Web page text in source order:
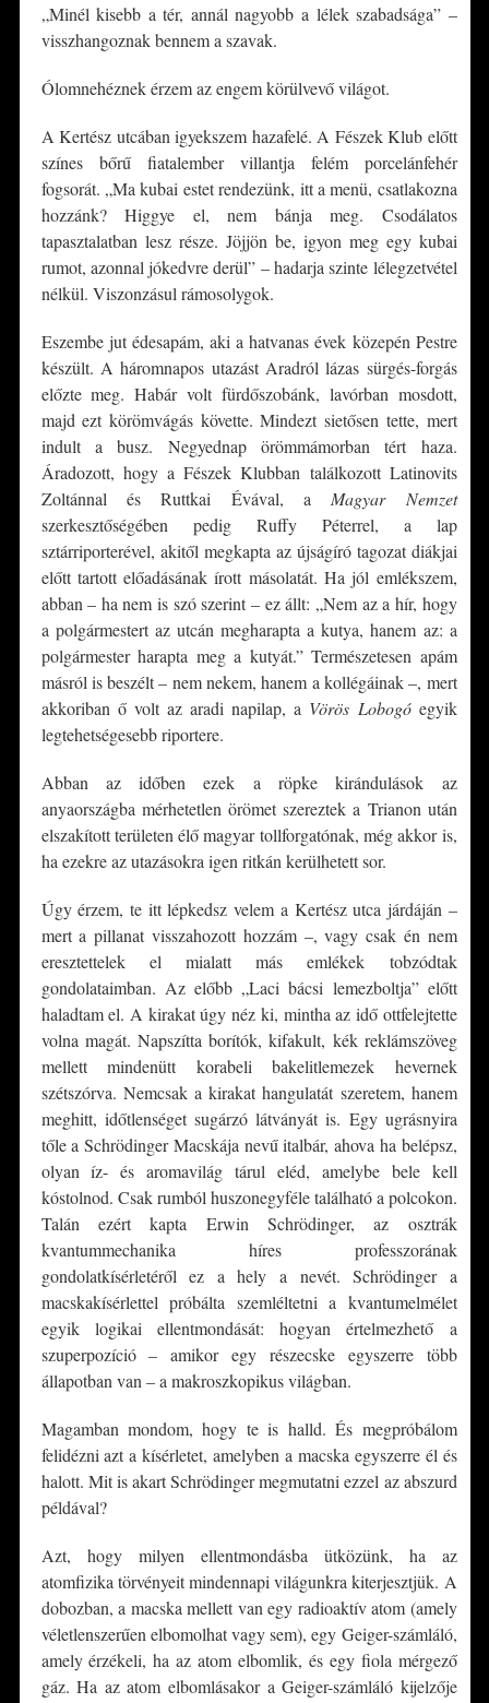
„Minél kisebb a tér, annál nagyobb a lélek szabadsága” –
visszhangoznak bennem a szavak.
Ólomnehéznek érzem az engem körülvevő világot.
A Kertész utcában igyekszem hazafelé. A Fészek Klub előtt
színes bőrű fiatalember villantja felém porcelánfehér
fogsorát. „Ma kubai estet rendezünk, itt a menü, csatlakozna
hozzánk? Higgye el, nem bánja meg. Csodálatos
tapasztalatban lesz része. Jöjjön be, igyon meg egy kubai
rumot, azonnal jókedvre derül” – hadarja szinte lélegzetvétel
nélkül. Viszonzásul rámosolygok.
Eszembe jut édesapám, aki a hatvanas évek közepén Pestre
készült. A háromnapos utazást Aradról lázas sürgés-forgás
előzte meg. Habár volt fürdőszobánk, lavórban mosdott,
majd ezt körömvágás követte. Mindezt sietősen tette, mert
indult a busz. Negyednap örömmámorban tért haza.
Áradozott, hogy a Fészek Klubban találkozott Latinovits
Zoltánnal és Ruttkai Évával, a Magyar Nemzet
szerkesztőségében pedig Ruffy Péterrel, a lap
sztárriporterével, akitől megkapta az újságíró tagozat diákjai
előtt tartott előadásának írott másolatát. Ha jól emlékszem,
abban – ha nem is szó szerint – ez állt: „Nem az a hír, hogy
a polgármestert az utcán megharapta a kutya, hanem az: a
polgármester harapta meg a kutyát.” Természetesen apám
másról is beszélt – nem nekem, hanem a kollégáinak –, mert
akkoriban ő volt az aradi napilap, a Vörös Lobogóegyik
legtehetségesebb riportere.
Abban az időben ezek a röpke kirándulások az
anyaországba mérhetetlen örömet szereztek a Trianon után
elszakított területen élő magyar tollforgatónak, még akkor is,
ha ezekre az utazásokra igen ritkán kerülhetett sor.
Úgy érzem, te itt lépkedsz velem a Kertész utca járdáján –
mert a pillanat visszahozott hozzám –, vagy csak én nem
eresztettelek el mialatt más emlékek tobzódtak
gondolataimban. Az előbb „Laci bácsi lemezboltja” előtt
haladtam el. A kirakat úgy néz ki, mintha az idő ottfelejtette
volna magát. Napszítta borítók, kifakult, kék reklámszöveg
mellett mindenütt korabeli bakelitlemezek hevernek
szétszórva. Nemcsak a kirakat hangulatát szeretem, hanem
meghitt, időtlenséget sugárzó látványát is. Egy ugrásnyira
tőle a Schrödinger Macskája nevű italbár, ahova ha belépsz,
olyan íz- és aromavilág tárul eléd, amelybe bele kell
kóstolnod. Csak rumból huszonegyféle található a polcokon.
Talán ezért kapta Erwin Schrödinger, az osztrák
kvantummechanika híres professzorának
gondolatkísérletéről ez a hely a nevét. Schrödinger a
macskakísérlettel próbálta szemléltetni a kvantumelmélet
egyik logikai ellentmondását: hogyan értelmezhető a
szuperpozíció – amikor egy részecske egyszerre több
állapotban van – a makroszkopikus világban.
Magamban mondom, hogy te is halld. És megpróbálom
felidézni azt a kísérletet, amelyben a macska egyszerre él és
halott. Mit is akart Schrödinger megmutatni ezzel az abszurd
példával?
Azt, hogy milyen ellentmondásba ütközünk, ha az
atomfizika törvényeit mindennapi világunkra kiterjesztjük. A
dobozban, a macska mellett van egy radioaktív atom (amely
véletlenszerűen elbomolhat vagy sem), egy Geiger-számláló,
amely érzékeli, ha az atom elbomlik, és egy fiola mérgező
gáz. Ha az atom elbomlásakor a Geiger-számláló kijelzője